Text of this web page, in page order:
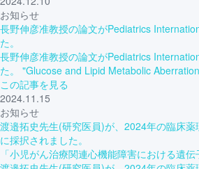
お知らせ
長野伸彦准教授の論文がPediatrics
た。
長野伸彦准教授の論文がPediatrics
た。 "Glucose and Lipid Metabolic
この記事を見る
2024.11.15
お知らせ
渡邉拓史先生(研究医員)が、2024年の臨床
に採択されました。
「小児がん治療関連心機能障害における遺伝